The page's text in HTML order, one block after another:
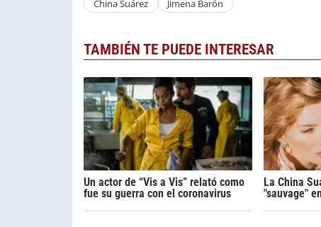
China Suárez Jimena Barón
TAMBIÉN TE PUEDE INTERESAR
Un actor de “Vis a Vis” relató como
fue su guerra con el coronavirus
La China
"sauvage"